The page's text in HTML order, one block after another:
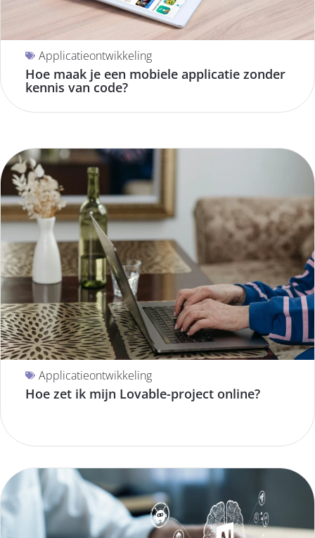
Applicatieontwikkeling
Hoe maak je een mobiele applicatie zonder
kennis van code?
Applicatieontwikkeling
Hoe zet ik mijn Lovable-project online?